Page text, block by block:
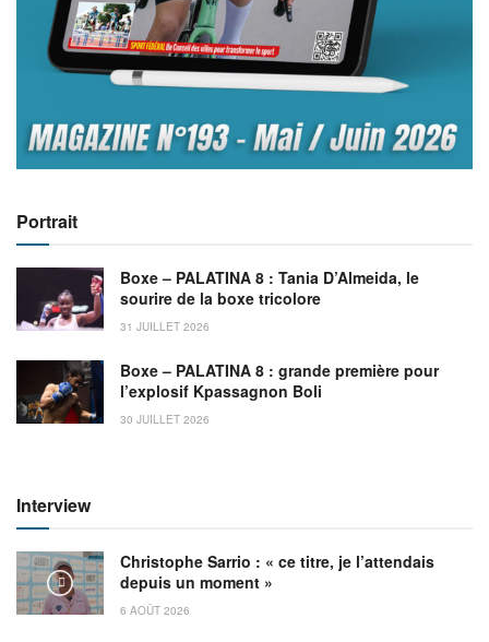
Portrait
Boxe – PALATINA 8 : Tania D’Almeida, le
sourire de la boxe tricolore
31 JUILLET 2026
Boxe – PALATINA 8 : grande première pour
l’explosif Kpassagnon Boli
30 JUILLET 2026
Interview
Christophe Sarrio : « ce titre, je l’attendais
depuis un moment »
6 AOÛT 2026